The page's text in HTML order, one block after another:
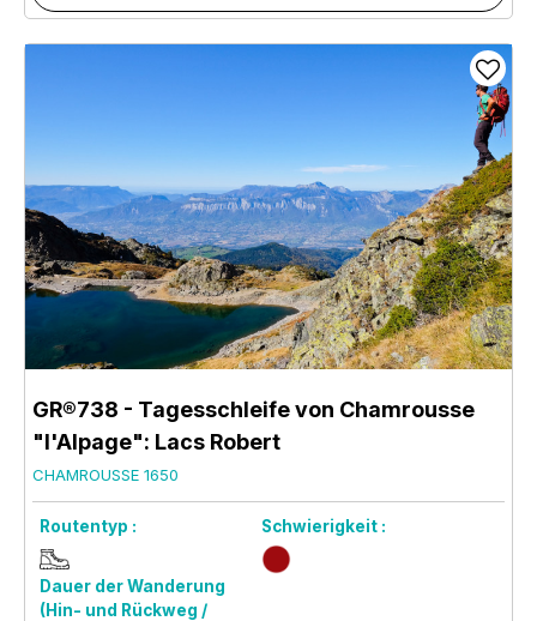
GR®738 - Tagesschleife von Chamrousse
"l'Alpage": Lacs Robert
CHAMROUSSE 1650
Routentyp : Schwierigkeit :
Dauer der Wanderung
(Hin- und Rückweg /